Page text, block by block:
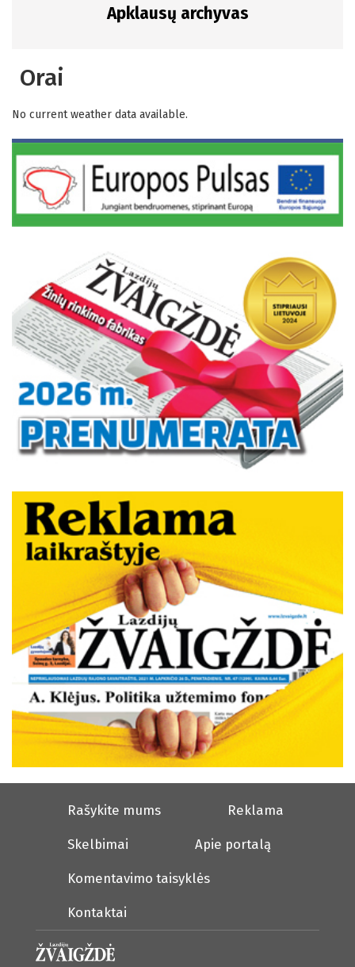
Apklausų archyvas
Orai
No current weather data available.
Rašykite mums Reklama
Skelbimai Apie portalą
Komentavimo taisyklės
Kontaktai